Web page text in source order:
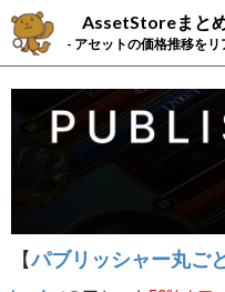
AssetStoreまと
- アセットの価格推移を
【パブリッシャー丸ご